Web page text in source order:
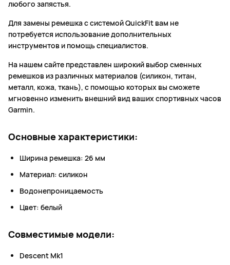
любого запястья.
Для замены ремешка с системой QuickFit вам не
потребуется использование дополнительных
инструментов и помощь специалистов.
На нашем сайте представлен широкий выбор сменных
ремешков из различных материалов (силикон, титан,
металл, кожа, ткань), с помощью которых вы сможете
мгновенно изменить внешний вид ваших спортивных часов
Garmin.
Основные характеристики:
Ширина ремешка: 26 мм
Материал: силикон
Водонепроницаемость
Цвет: белый
Совместимые модели:
Descent Mk1